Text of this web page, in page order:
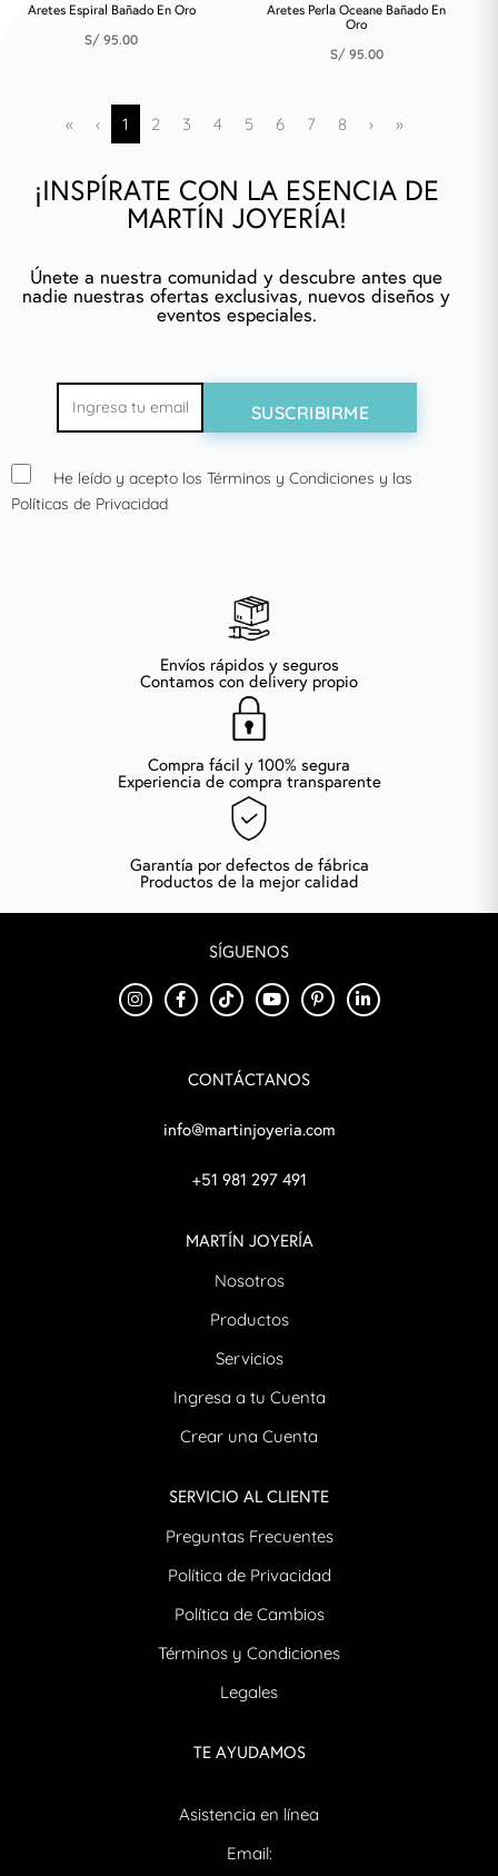
Aretes Espiral Bañado En Oro
S/ 95.00
Aretes Perla Oceane Bañado En
Oro
S/ 95.00
« ‹ 1 2 3 4 5 6 7 8 › »
¡INSPÍRATE CON LA ESENCIA DE
MARTÍN JOYERÍA!
Únete a nuestra comunidad y descubre antes que
nadie nuestras ofertas exclusivas, nuevos diseños y
eventos especiales.
He leído y acepto los Términos y Condiciones y las
Políticas de Privacidad
Envíos rápidos y seguros
Contamos con delivery propio
Compra fácil y 100% segura
Experiencia de compra transparente
Garantía por defectos de fábrica
Productos de la mejor calidad
SÍGUENOS
CONTÁCTANOS
info@martinjoyeria.com
+51 981 297 491
MARTÍN JOYERÍA
Nosotros
Productos
Servicios
Ingresa a tu Cuenta
Crear una Cuenta
SERVICIO AL CLIENTE
Preguntas Frecuentes
Política de Privacidad
Política de Cambios
Términos y Condiciones
Legales
TE AYUDAMOS
Asistencia en línea
Email: